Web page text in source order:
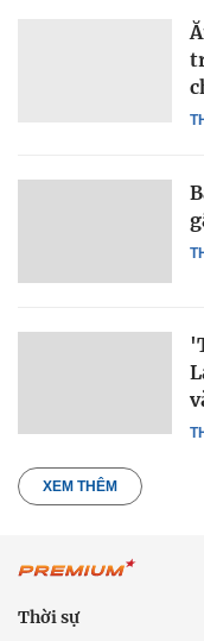
XEM THÊM
Thời sự